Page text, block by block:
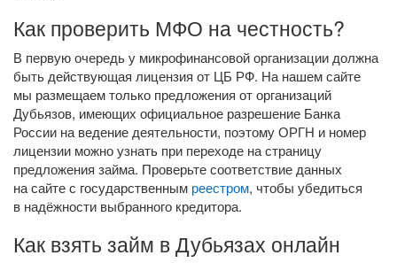
Как проверить МФО на честность?
В первую очередь у микрофинансовой организации должна
быть действующая лицензия от ЦБ РФ. На нашем сайте
мы размещаем только предложения от организаций
Дубьязов, имеющих официальное разрешение Банка
России на ведение деятельности, поэтому ОРГН и номер
лицензии можно узнать при переходе на страницу
предложения займа. Проверьте соответствие данных
на сайте с государственным реестром, чтобы убедиться
в надёжности выбранного кредитора.
Как взять займ в Дубьязах онлайн